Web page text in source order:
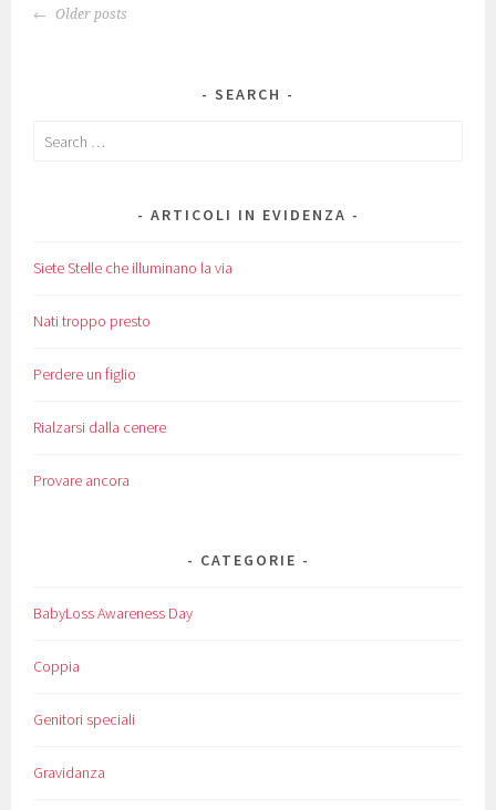
POSTS
Older posts
SEARCH
Search
ARTICOLI IN EVIDENZA
Siete Stelle che illuminano la via
Nati troppo presto
Perdere un figlio
Rialzarsi dalla cenere
Provare ancora
CATEGORIE
BabyLoss Awareness Day
Coppia
Genitori speciali
Gravidanza